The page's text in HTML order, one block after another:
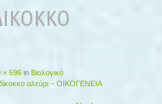
× 696 in Βιολογικό
αλεύρι – ΟΙΚΟΓΕΝΕΙΑ